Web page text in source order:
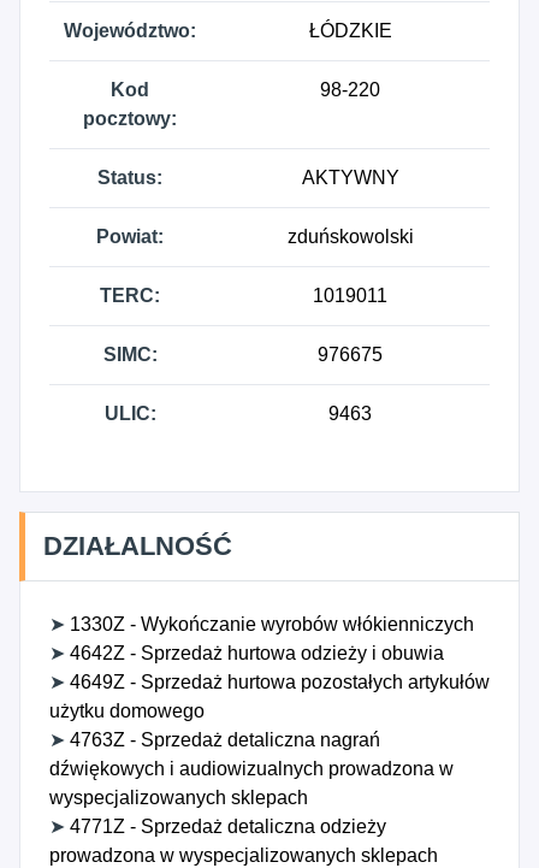
Województwo: ŁÓDZKIE
Kod
pocztowy:
98-220
Status: AKTYWNY
Powiat: zduńskowolski
TERC: 1019011
SIMC: 976675
ULIC: 9463
DZIAŁALNOŚĆ
➤ 1330Z - Wykończanie wyrobów włókienniczych
➤ 4642Z - Sprzedaż hurtowa odzieży i obuwia
➤ 4649Z - Sprzedaż hurtowa pozostałych artykułów
użytku domowego
➤ 4763Z - Sprzedaż detaliczna nagrań
dźwiękowych i audiowizualnych prowadzona w
wyspecjalizowanych sklepach
➤ 4771Z - Sprzedaż detaliczna odzieży
prowadzona w wyspecjalizowanych sklepach